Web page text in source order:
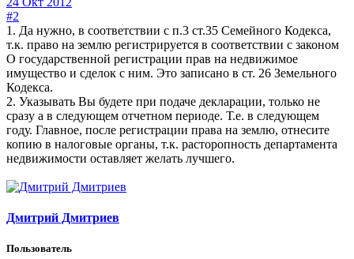
#2
1. Да нужно, в соответствии с п.3 ст.35 Семейного Кодекса,
т.к. право на землю регистрируется в соответствии с законом
О государственной регистрации прав на недвижимое
имущество и сделок с ним. Это записано в ст. 26 Земельного
Кодекса.
2. Указывать Вы будете при подаче декларации, только не
сразу а в следующем отчетном периоде. Т.е. в следующем
году. Главное, после регистрации права на землю, отнесите
копию в налоговые органы, т.к. расторопность департамента
недвижимости оставляет желать лучшего.
Дмитрий Дмитриев
Пользователь